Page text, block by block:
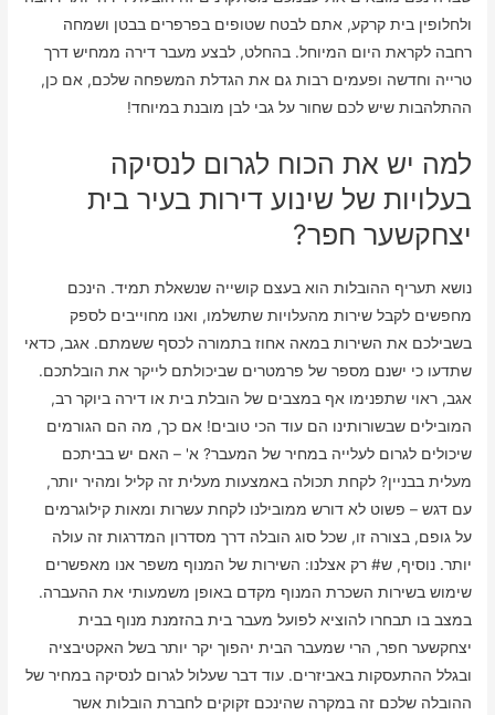
ולחלופין בית קרקע, אתם לבטח שטופים בפרפרים בבטן ושמחה
רחבה לקראת היום המיוחל. בהחלט, לבצע מעבר דירה ממחיש דרך
טרייה וחדשה ופעמים רבות גם את הגדלת המשפחה שלכם, אם כן,
ההתלהבות שיש לכם שחור על גבי לבן מובנת במיוחד!
למה יש את הכוח לגרום לנסיקה
בעלויות של שינוע דירות בעיר בית
יצחקשער חפר?
נושא תעריף ההובלות הוא בעצם קושייה שנשאלת תמיד. הינכם
מחפשים לקבל שירות מהעלויות שתשלמו, ואנו מחוייבים לספק
בשבילכם את השירות במאה אחוז בתמורה לכסף ששמתם. אגב, כדאי
שתדעו כי ישנם מספר של פרמטרים שביכולתם לייקר את הובלתכם.
אגב, ראוי שתפנימו אף במצבים של הובלת בית או דירה ביוקר רב,
המובילים שבשורותינו הם עוד הכי טובים! אם כך, מה הם הגורמים
שיכולים לגרום לעלייה במחיר של המעבר? א' – האם יש בביתכם
מעלית בבניין? לקחת תכולה באמצעות מעלית זה קליל ומהיר יותר,
עם דגש – פשוט לא דורש ממובילנו לקחת עשרות ומאות קילוגרמים
על גופם, בצורה זו, שכל סוג הובלה דרך מסדרון המדרגות זה עולה
יותר. נוסיף, ש# רק אצלנו: השירות של המנוף משפר אנו מאפשרים
שימוש בשירות השכרת המנוף מקדם באופן משמעותי את ההעברה.
במצב בו תבחרו להוציא לפועל מעבר בית בהזמנת מנוף בבית
יצחקשער חפר, הרי שמעבר הבית יהפוך יקר יותר בשל האקטיבציה
ובגלל ההתעסקות באביזרים. עוד דבר שעלול לגרום לנסיקה במחיר של
ההובלה שלכם זה במקרה שהינכם זקוקים לחברת הובלות אשר